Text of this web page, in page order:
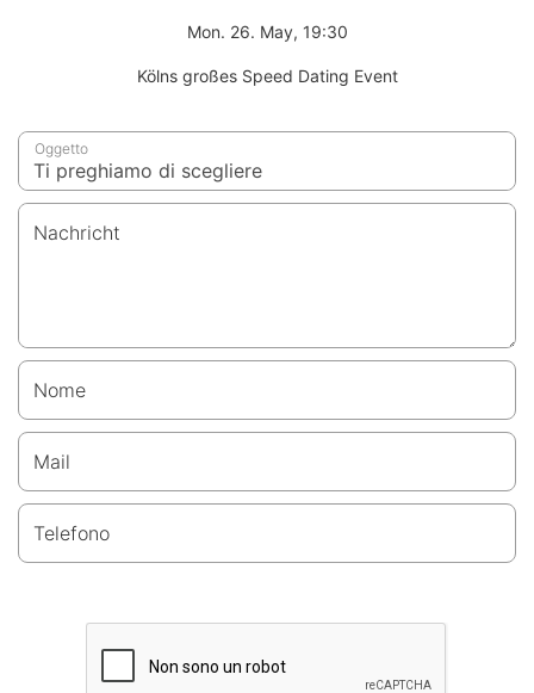
Mon. 26. May, 19:30
Kölns großes Speed Dating Event
Oggetto
Nachricht
Nome
Mail
Telefono